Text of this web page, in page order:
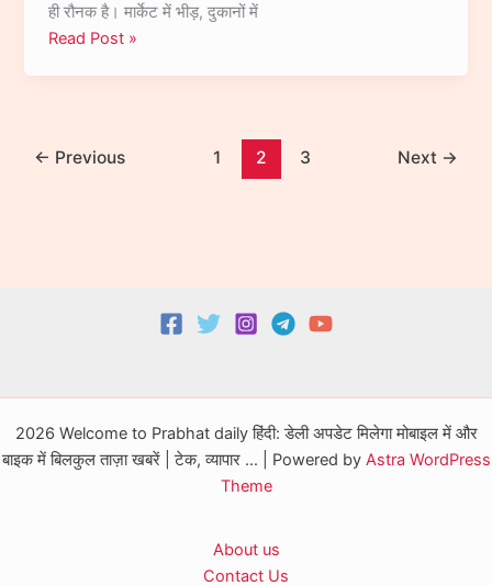
ही रौनक है। मार्केट में भीड़, दुकानों में
Diwali
बैठे
मुनाफा,
जानिए
Read Post »
← Previous 1 2 3 Next →
2026 Welcome to Prabhat daily हिंदी: डेली अपडेट मिलेगा मोबाइल में और
बाइक में बिलकुल ताज़ा खबरें | टेक, व्यापार ... | Powered by Astra WordPress
Theme
About us
Contact Us